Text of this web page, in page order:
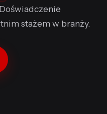
stażem w branży.